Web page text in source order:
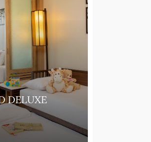
DELUXE